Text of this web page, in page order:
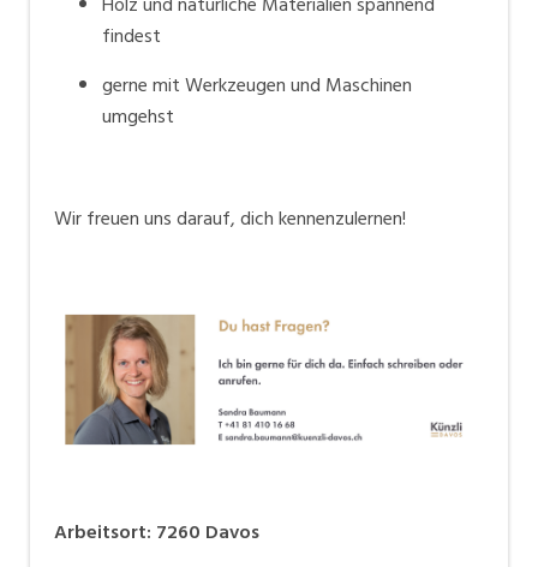
findest
gerne mit Werkzeugen und Maschinen
umgehst
Wir freuen uns darauf, dich kennenzulernen!
Arbeitsort: 7260 Davos